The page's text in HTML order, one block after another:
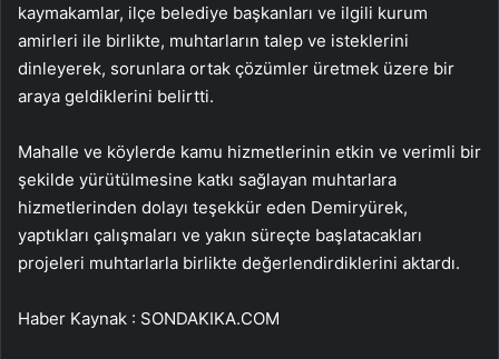
kaymakamlar, ilçe belediye başkanları ve ilgili kurum
amirleri ile birlikte, muhtarların talep ve isteklerini
dinleyerek, sorunlara ortak çözümler üretmek üzere bir
araya geldiklerini belirtti.
Mahalle ve köylerde kamu hizmetlerinin etkin ve verimli bir
şekilde yürütülmesine katkı sağlayan muhtarlara
hizmetlerinden dolayı teşekkür eden Demiryürek,
yaptıkları çalışmaları ve yakın süreçte başlatacakları
projeleri muhtarlarla birlikte değerlendirdiklerini aktardı.
Haber Kaynak : SONDAKIKA.COM